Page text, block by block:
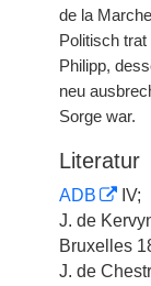
de la
Politisch
Philipp,
neu
Sorge war.
Literatur
ADB
IV;
J. de
Bruxelles
J. de